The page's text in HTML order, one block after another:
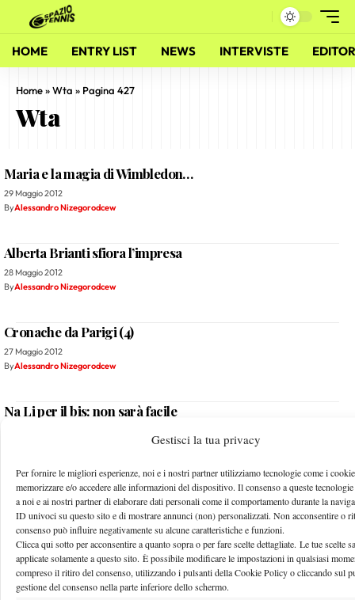
Gestisci la tua privacy
Per fornire le migliori esperienze, noi e i nostri partner utilizziamo tecnologie come i
memorizzare e/o accedere alle informazioni del dispositivo. Il consenso a queste tecnologie
a noi e ai nostri partner di elaborare dati personali come il comportamento durante la
ID univoci su questo sito e di mostrare annunci (non) personalizzati. Non acconsentire o
consenso può influire negativamente su alcune caratteristiche e funzioni.
Clicca qui sotto per acconsentire a quanto sopra o per fare scelte dettagliate. Le tue scelte
applicate solamente a questo sito. È possibile modificare le impostazioni in qualsiasi
compreso il ritiro del consenso, utilizzando i pulsanti della Cookie Policy o cliccando sul
gestione del consenso nella parte inferiore dello schermo.
HOME ENTRY LIST NEWS INTERVISTE
Home»Wta » Pagina 427
Wta
Maria e la magia di Wimbledon…
29 Maggio 2012
ByAlessandro Nizegorodcew
Alberta Brianti sfiora l’impresa
28 Maggio 2012
ByAlessandro Nizegorodcew
Cronache da Parigi (4)
27 Maggio 2012
ByAlessandro Nizegorodcew
Na Li per il bis: non sarà facile
2 … 425 426 427 428 429 … 466
Facebook